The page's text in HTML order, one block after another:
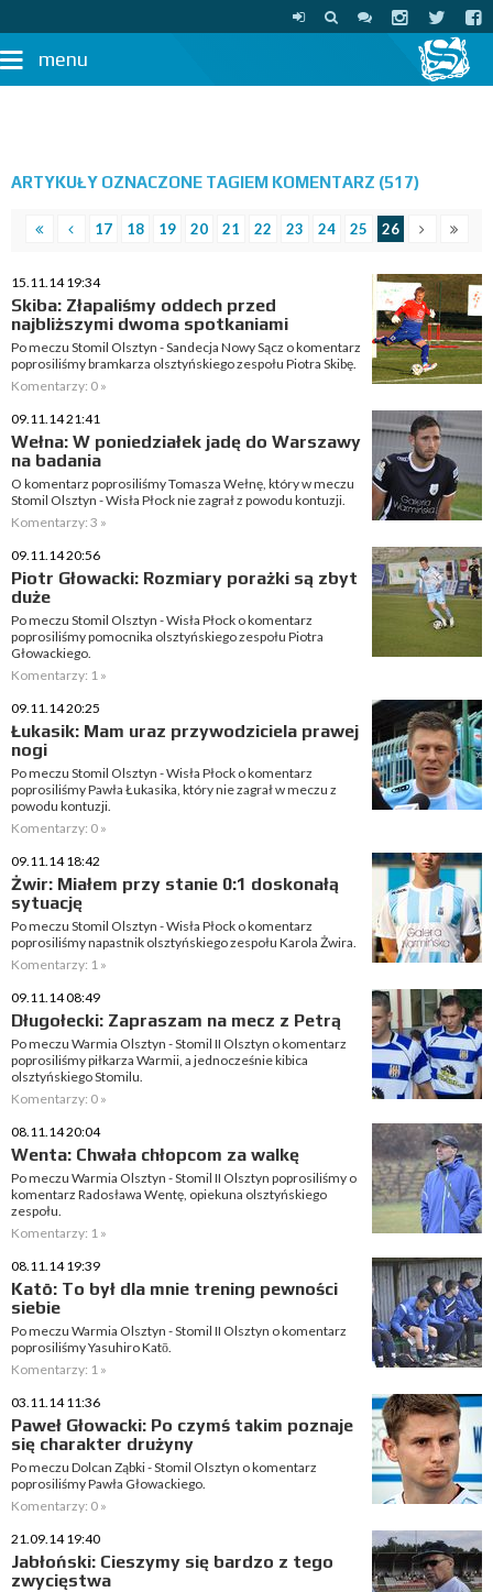
menu
ARTYKUŁY OZNACZONE TAGIEM KOMENTARZ (517)
17 18 19 20 21 22 23 24 25 26
15.11.14 19:34
Skiba: Złapaliśmy oddech przed
najbliższymi dwoma spotkaniami
Po meczu Stomil Olsztyn - Sandecja Nowy Sącz o komentarz
poprosiliśmy bramkarza olsztyńskiego zespołu Piotra Skibę.
Komentarzy: 0 »
09.11.14 21:41
Wełna: W poniedziałek jadę do Warszawy
na badania
O komentarz poprosiliśmy Tomasza Wełnę, który w meczu
Stomil Olsztyn - Wisła Płock nie zagrał z powodu kontuzji.
Komentarzy: 3 »
09.11.14 20:56
Piotr Głowacki: Rozmiary porażki są zbyt
duże
Po meczu Stomil Olsztyn - Wisła Płock o komentarz
poprosiliśmy pomocnika olsztyńskiego zespołu Piotra
Głowackiego.
Komentarzy: 1 »
09.11.14 20:25
Łukasik: Mam uraz przywodziciela prawej
nogi
Po meczu Stomil Olsztyn - Wisła Płock o komentarz
poprosiliśmy Pawła Łukasika, który nie zagrał w meczu z
powodu kontuzji.
Komentarzy: 0 »
09.11.14 18:42
Żwir: Miałem przy stanie 0:1 doskonałą
sytuację
Po meczu Stomil Olsztyn - Wisła Płock o komentarz
poprosiliśmy napastnik olsztyńskiego zespołu Karola Żwira.
Komentarzy: 1 »
09.11.14 08:49
Długołecki: Zapraszam na mecz z Petrą
Po meczu Warmia Olsztyn - Stomil II Olsztyn o komentarz
poprosiliśmy piłkarza Warmii, a jednocześnie kibica
olsztyńskiego Stomilu.
Komentarzy: 0 »
08.11.14 20:04
Wenta: Chwała chłopcom za walkę
Po meczu Warmia Olsztyn - Stomil II Olsztyn poprosiliśmy o
komentarz Radosława Wentę, opiekuna olsztyńskiego
zespołu.
Komentarzy: 1 »
08.11.14 19:39
Katō: To był dla mnie trening pewności
siebie
Po meczu Warmia Olsztyn - Stomil II Olsztyn o komentarz
poprosiliśmy Yasuhiro Katō.
Komentarzy: 1 »
03.11.14 11:36
Paweł Głowacki: Po czymś takim poznaje
się charakter drużyny
Po meczu Dolcan Ząbki - Stomil Olsztyn o komentarz
poprosiliśmy Pawła Głowackiego.
Komentarzy: 0 »
21.09.14 19:40
Jabłoński: Cieszymy się bardzo z tego
zwycięstwa